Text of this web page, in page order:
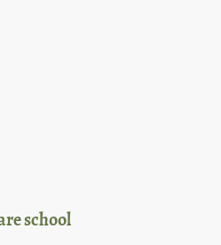
school